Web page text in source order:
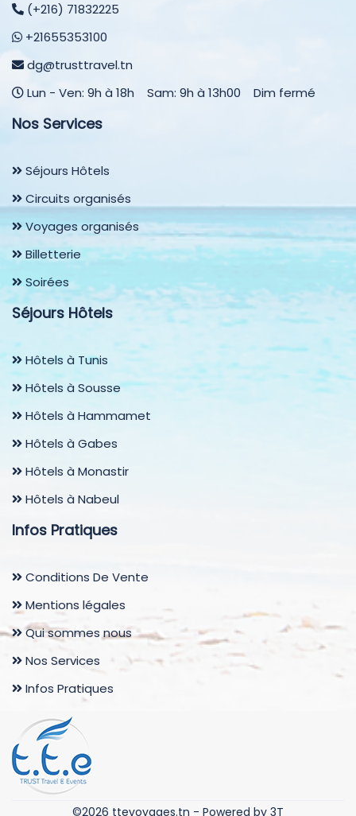
(+216) 71832225
+21655353100
dg@trusttravel.tn
Lun - Ven: 9h à 18h Sam: 9h à 13h00 Dim fermé
Nos Services
Séjours Hôtels
Circuits organisés
Voyages organisés
Billetterie
Soirées
Séjours Hôtels
Hôtels à Tunis
Hôtels à Sousse
Hôtels à Hammamet
Hôtels à Gabes
Hôtels à Monastir
Hôtels à Nabeul
Infos Pratiques
Conditions De Vente
Mentions légales
Qui sommes nous
Nos Services
Infos Pratiques
©2026 ttevoyages.tn - Powered by 3T